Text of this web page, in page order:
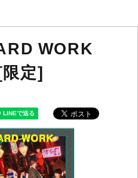
WORK
定]